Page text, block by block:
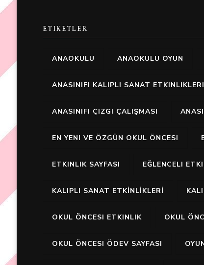
ETIKETLER
ANAOKULU ANAOKULU OYUN
ANASINIFI KALIPLI SANAT ETKINLIKLERI
ANASINIFI ÇIZGI ÇALIŞMASI
EN YENI VE ÖZGÜN OKUL ÖNCESI
ETKINLIK SAYFASI EĞLENCELI
KALIPLI SANAT ETKİNLİKLERİ
OKUL ÖNCESI ETKINLIK OKUL
OKUL ÖNCESI ÖDEV SAYFASI